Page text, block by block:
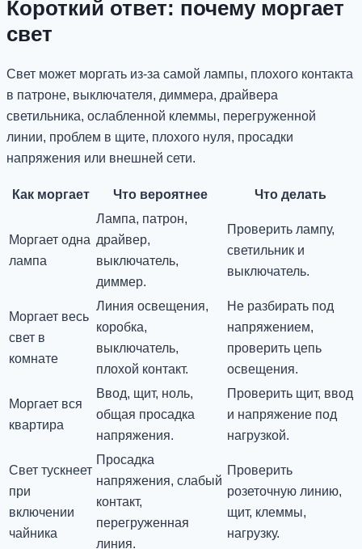
Короткий ответ: почему моргает
свет
Свет может моргать из-за самой лампы, плохого контакта
в патроне, выключателя, диммера, драйвера
светильника, ослабленной клеммы, перегруженной
линии, проблем в щите, плохого нуля, просадки
напряжения или внешней сети.
Как моргает Что вероятнее Что делать
Моргает одна
лампа
Лампа, патрон,
драйвер,
выключатель,
диммер.
Проверить лампу,
светильник и
выключатель.
Моргает весь
свет в
комнате
Линия освещения,
коробка,
выключатель,
плохой контакт.
Не разбирать под
напряжением,
проверить цепь
освещения.
Моргает вся
квартира
Ввод, щит, ноль,
общая просадка
напряжения.
Проверить щит, ввод
и напряжение под
нагрузкой.
Свет тускнеет
при
включении
чайника
Просадка
напряжения, слабый
контакт,
перегруженная
линия.
Проверить
розеточную линию,
щит, клеммы,
нагрузку.